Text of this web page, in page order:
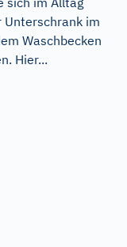
Unterschrank im
Waschbecken
Hier...